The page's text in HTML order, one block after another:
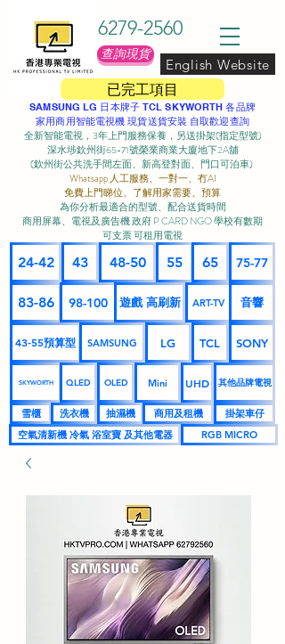
已完工項目
6279-2560
查詢現貨
English Website
SAMSUNG LG 日本牌子 TCL SKYWORTH 各品牌
家用商用智能電視機 現貨送貨安裝 自取歡迎查詢
全新智能電視，3年上門服務保養，另送掛架(指定型號)
深水埗欽州街65-71號榮業商業大廈地下2A舖
(欽州街公共洗手間左面、新高登對面、門口可泊車) ​
Whatsapp 人工服務、一對一、冇AI
免費上門睇位、了解用家需要、預算
為你分析最適合的型號、配合送貨時間
商用屏幕、電視及廣告機 政府 P CARD NGO 學校有數期
可支票 可租用電視
24-42 43 48-50 55 65 75-77
83-86 98-100 遊戲 高刷新 ART-TV 音響
43-55預算型 SAMSUNG LG TCL SONY
SKYWORTH QLED OLED Mini UHD 其他品牌電視
雪櫃 洗衣機 抽濕機 商用及租機
掛架車仔
空氣清新機 冷氣 浴室寶 及其他電器
RGB MICRO